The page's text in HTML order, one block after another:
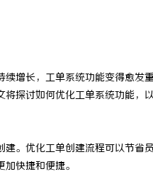
续增长，工单系统功能变得愈
将探讨如何优化工单系统功能，
建。优化工单创建流程可以节
快捷和便捷。